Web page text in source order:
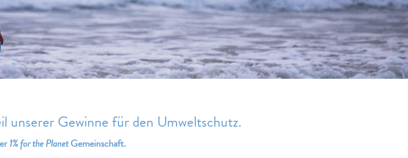
unserer Gewinne für den Umweltschutz.
1% for the PlanetGemeinschaft.